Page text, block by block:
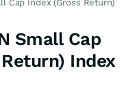
Cap Index (Gross Return)
Small Cap
Index